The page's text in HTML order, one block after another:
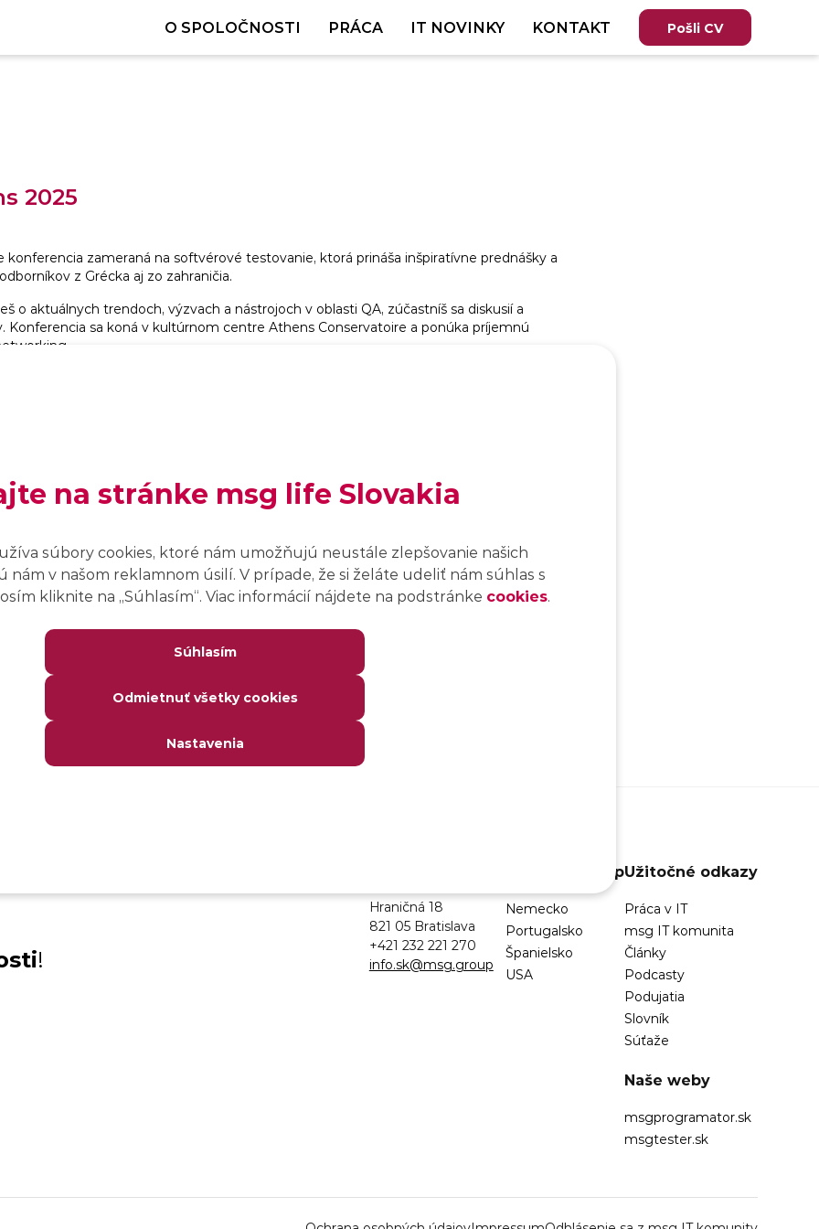
O SPOLOČNOSTI PRÁCA IT NOVINKY KONTAKT Pošli CV
2025
konferencia zameraná na softvérové testovanie, ktorá prináša inšpiratívne prednášky a
z Grécka aj zo zahraničia.
o aktuálnych trendoch, výzvach a nástrojoch v oblasti QA, zúčastníš sa diskusií a
Konferencia sa koná v kultúrnom centre Athens Conservatoire a ponúka príjemnú
Miesto konania:
Grécko
evente nájdeš na webovej stránke organizátora.
!
Hraničná 18
821 05 Bratislava
+421 232 221 270
info.sk@msg.group
msg life Group
Nemecko
Portugalsko
Španielsko
USA
Užitočné odkazy
Práca v IT
msg IT komunita
Články
Podcasty
Podujatia
Slovník
Súťaže
Naše weby
msgprogramator.sk
msgtester.sk
na stránke msg life Slovakia
súbory cookies, ktoré nám umožňujú neustále zlepšovanie našich
nám v našom reklamnom úsilí. V prípade, že si želáte udeliť nám súhlas s
kliknite na ,,Súhlasím“. Viac informácií nájdete na podstránke cookies.
Súhlasím
Odmietnuť všetky cookies
Nastavenia